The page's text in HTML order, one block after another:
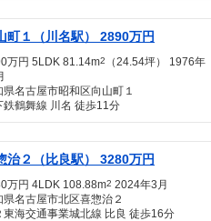
町１（川名駅） 2890万円
万円 5LDK 81.14m2
（24.54坪） 1976年
県名古屋市昭和区向山町１
鉄鶴舞線 川名 徒歩11分
治２（比良駅） 3280万円
万円 4LDK 108.88m2 2024年3月
県名古屋市北区喜惣治２
東海交通事業城北線 比良 徒歩16分